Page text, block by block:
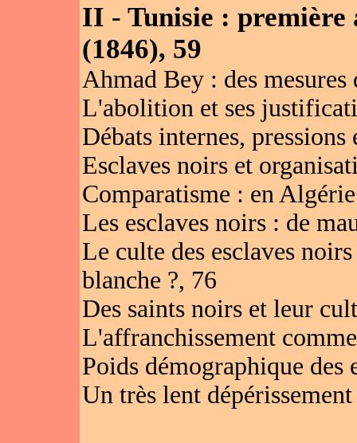
II - Tunisie :
(1846), 59
Ahmad Bey : des
L'abolition et ses
Débats internes, pressions
Esclaves noirs et
Comparatisme : en
Les esclaves noirs : de
Le culte des esclaves
blanche ?, 76
Des saints noirs et leur
L'affranchissement
Poids démographique des
Un très lent